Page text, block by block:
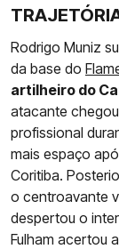
Rodrigo Muniz
da base do
artilheiro do
atacante
profissional
mais espaço
Coritiba.
o centroavante
despertou o
Fulham acertou